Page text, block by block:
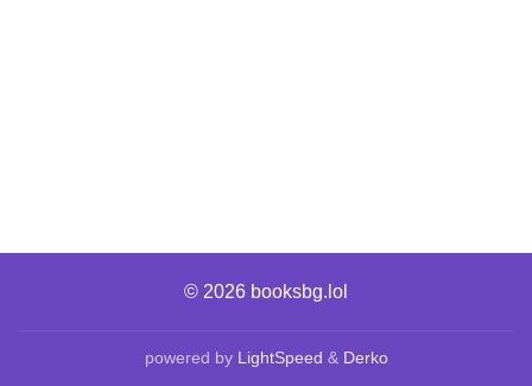
© 2026 booksbg.lol
powered by LightSpeed & Derko